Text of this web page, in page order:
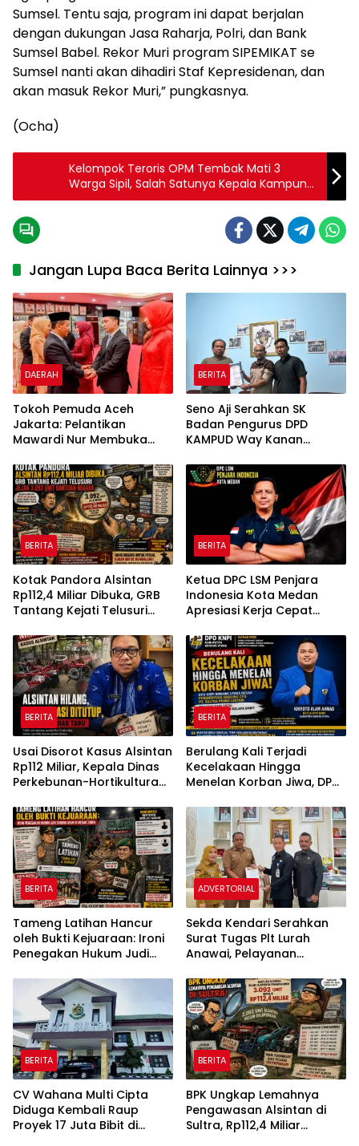
Sumsel. Tentu saja, program ini dapat berjalan
dengan dukungan Jasa Raharja, Polri, dan Bank
Sumsel Babel. Rekor Muri program SIPEMIKAT se
Sumsel nanti akan dihadiri Staf Kepresidenan, dan
akan masuk Rekor Muri,” pungkasnya.
(Ocha)
Kelompok Teroris OPM Tembak Mati 3
Warga Sipil, Salah Satunya Kepala Kampung
Niporolome
Jangan Lupa Baca Berita Lainnya >>>
DAERAH
Tokoh Pemuda Aceh
Jakarta: Pelantikan
Mawardi Nur Membuka
Kemajuan Migas Aceh
BERITA
Seno Aji Serahkan SK
Badan Pengurus DPD
KAMPUD Way Kanan
BERITA
Kotak Pandora Alsintan
Rp112,4 Miliar Dibuka, GRB
Tantang Kejati Telusuri
Negara
BERITA
Ketua DPC LSM Penjara
Indonesia Kota Medan
Apresiasi Kerja Cepat
Ungkap Kasus Dugaan
Pemerasan
BERITA
Usai Disorot Kasus Alsintan
Rp112 Miliar, Kepala Dinas
Perkebunan-Hortikultura
Komunikasi dengan Media
BERITA
Berulang Kali Terjadi
Kecelakaan Hingga
Menelan Korban Jiwa, DPD
Penghentian Aktivitas
Hauling dan Evaluasi Total
Perizinan PT Sultra Prima
Lestari
BERITA
Tameng Latihan Hancur
oleh Bukti Kejuaraan: Ironi
Penegakan Hukum Judi
Johor
ADVERTORIAL
Sekda Kendari Serahkan
Surat Tugas Plt Lurah
Anawai, Pelayanan
Tetap Berjalan
BERITA
CV Wahana Multi Cipta
Diduga Kembali Raup
Proyek 17 Juta Bibit di
BERITA
BPK Ungkap Lemahnya
Pengawasan Alsintan di
Sultra, Rp112,4 Miliar